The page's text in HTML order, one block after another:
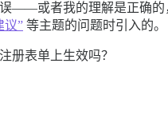
——或者我的理解是正确的
议” 等主题的问题时引入的。
册表单上生效吗？